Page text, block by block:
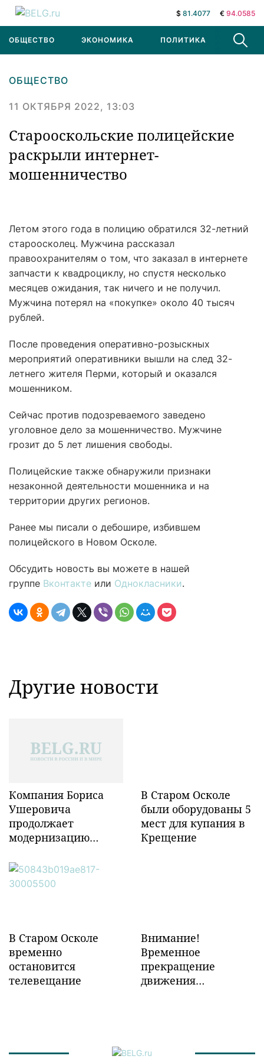
$ 81.4077 € 94.0585
ОБЩЕСТВО ЭКОНОМИКА ПОЛИТИКА В МИРЕ
ОБЩЕСТВО
11 ОКТЯБРЯ 2022, 13:03
Старооскольские полицейские
раскрыли интернет-
мошенничество
Летом этого года в полицию обратился 32-летний
староосколец. Мужчина рассказал
правоохранителям о том, что заказал в интернете
запчасти к квадроциклу, но спустя несколько
месяцев ожидания, так ничего и не получил.
Мужчина потерял на «покупке» около 40 тысяч
рублей.
После проведения оперативно-розыскных
мероприятий оперативники вышли на след 32-
летнего жителя Перми, который и оказался
мошенником.
Сейчас против подозреваемого заведено
уголовное дело за мошенничество. Мужчине
грозит до 5 лет лишения свободы.
Полицейские также обнаружили признаки
незаконной деятельности мошенника и на
территории других регионов.
Ранее мы писали о дебошире, избившем
полицейского в Новом Осколе.
Обсудить новость вы можете в нашей
группе Вконтакте или Однокласники.
Другие новости
Компания Бориса
Ушеровича
продолжает
модернизацию
инфраструктуры в
Забайкалье
В Старом Осколе
были оборудованы 5
мест для купания в
Крещение
В Старом Осколе
временно
остановится
телевещание
Внимание!
Временное
прекращение
движения